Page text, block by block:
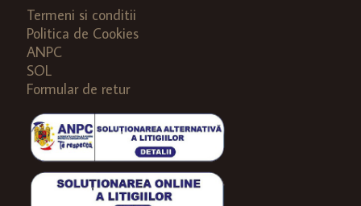
Termeni si conditii
Politica de Cookies
ANPC
SOL
Formular de retur